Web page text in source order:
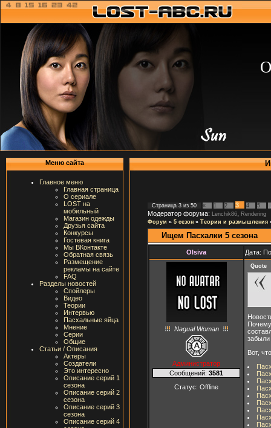
Меню сайта
Главное меню
Главная страница
О сериале
LOST на
мобильный
Магазин одежды
Друзья сайта
Конкурсы
Гостевая книга
Мы ВКонтакте
Обратная связь
Размещение
рекламы на сайте
FAQ
Разделы новостей
Спойлеры
Видео
Теории
Интервью
Пасхальные яйца
Мнение
Серии
Общие
Статьи / Описания
Актеры
Создатели
Это интересно
Описание серий 1
сезона
Описание серий 2
сезона
Описание серий 3
сезона
Описание серий 4
Страница 3 из 50 « 1 2 3 4 5
Модератор форума: Lenchik86
Rendering
Форум » 5 сезон » Теории и размышления
Ищем Пасхалки 5 сезона
Olsiva Дата:
Nagual Woman
Администратор
Сообщений: 3581
Статус: Offline
Quote
забыли
Вот,